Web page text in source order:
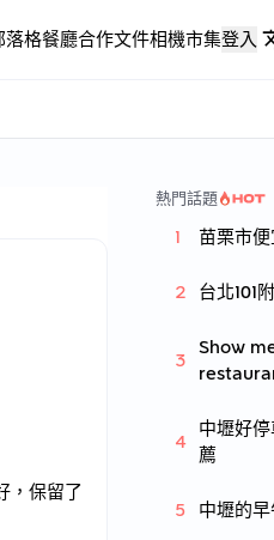
落格餐廳合作文件相機市集登入
，保留了
熱門話題
苗栗市
台北101
Show
中壢好
薦
中壢的